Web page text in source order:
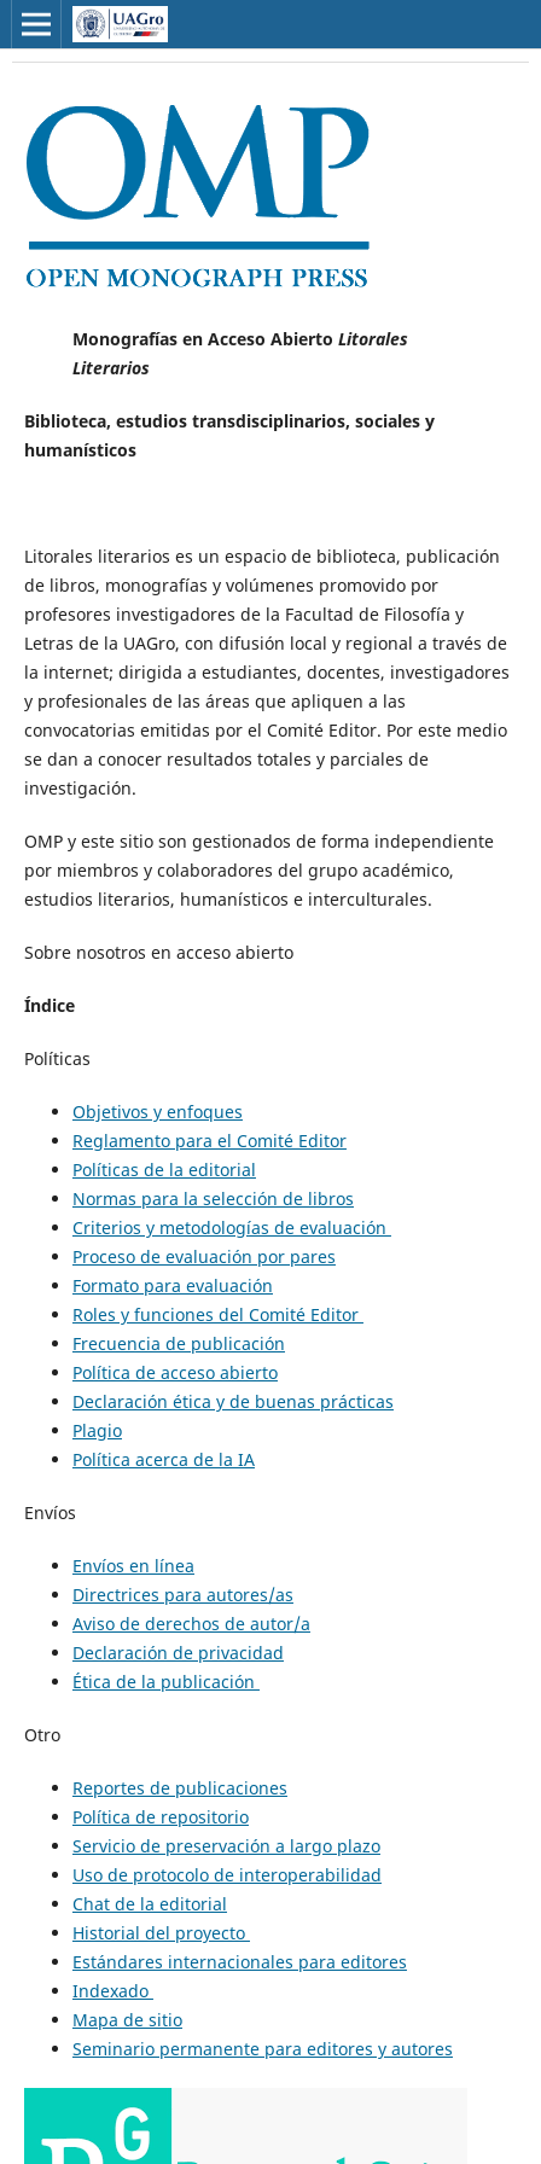
Monografías en Acceso Abierto Litorales
Literarios
Biblioteca, estudios transdisciplinarios, sociales y
humanísticos
Litorales literarios es un espacio de biblioteca, publicación
de libros, monografías y volúmenes promovido por
profesores investigadores de la Facultad de Filosofía y
Letras de la UAGro, con difusión local y regional a través de
la internet; dirigida a estudiantes, docentes, investigadores
y profesionales de las áreas que apliquen a las
convocatorias emitidas por el Comité Editor. Por este medio
se dan a conocer resultados totales y parciales de
investigación.
OMP y este sitio son gestionados de forma independiente
por miembros y colaboradores del grupo académico,
estudios literarios, humanísticos e interculturales.
Sobre nosotros en acceso abierto
Índice
Políticas
Objetivos y enfoques
Reglamento para el Comité Editor
Políticas de la editorial
Normas para la selección de libros
Criterios y metodologías de evaluación
Proceso de evaluación por pares
Formato para evaluación
Roles y funciones del Comité Editor
Frecuencia de publicación
Política de acceso abierto
Declaración ética y de buenas prácticas
Plagio
Política acerca de la IA
Envíos
Envíos en línea
Directrices para autores/as
Aviso de derechos de autor/a
Declaración de privacidad
Ética de la publicación
Otro
Reportes de publicaciones
Política de repositorio
Servicio de preservación a largo plazo
Uso de protocolo de interoperabilidad
Chat de la editorial
Historial del proyecto
Estándares internacionales para editores
Indexado
Mapa de sitio
Seminario permanente para editores y autores